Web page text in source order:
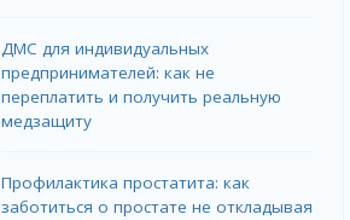
ДМС для индивидуальных
предпринимателей: как не
переплатить и получить реальную
медзащиту
Профилактика простатита: как
заботиться о простате не откладывая